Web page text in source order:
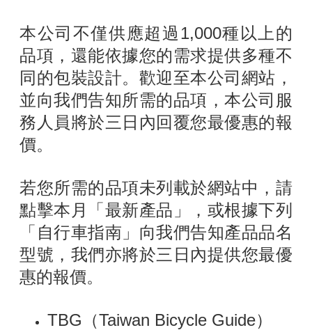
本公司不僅供應超過1,000種以上的
品項，還能依據您的需求提供多種不
同的包裝設計。歡迎至本公司網站，
並向我們告知所需的品項，本公司服
務人員將於三日內回覆您最優惠的報
價。
若您所需的品項未列載於網站中，請
點擊本月「最新產品」，或根據下列
「自行車指南」向我們告知產品品名
型號，我們亦將於三日內提供您最優
惠的報價。
TBG（Taiwan Bicycle Guide）